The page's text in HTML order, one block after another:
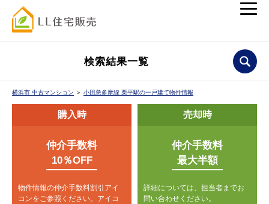
検索結果一覧
横浜市 中古マンション ＞ 小田急多摩線 栗平駅の一戸建て物件情報
購入時
仲介手数料
10％OFF
物件情報の仲介手数料割引アイ
コンをご参照ください。 アイコ
売却時
仲介手数料
最大半額
詳細については、担当者までお
問い合わせください。